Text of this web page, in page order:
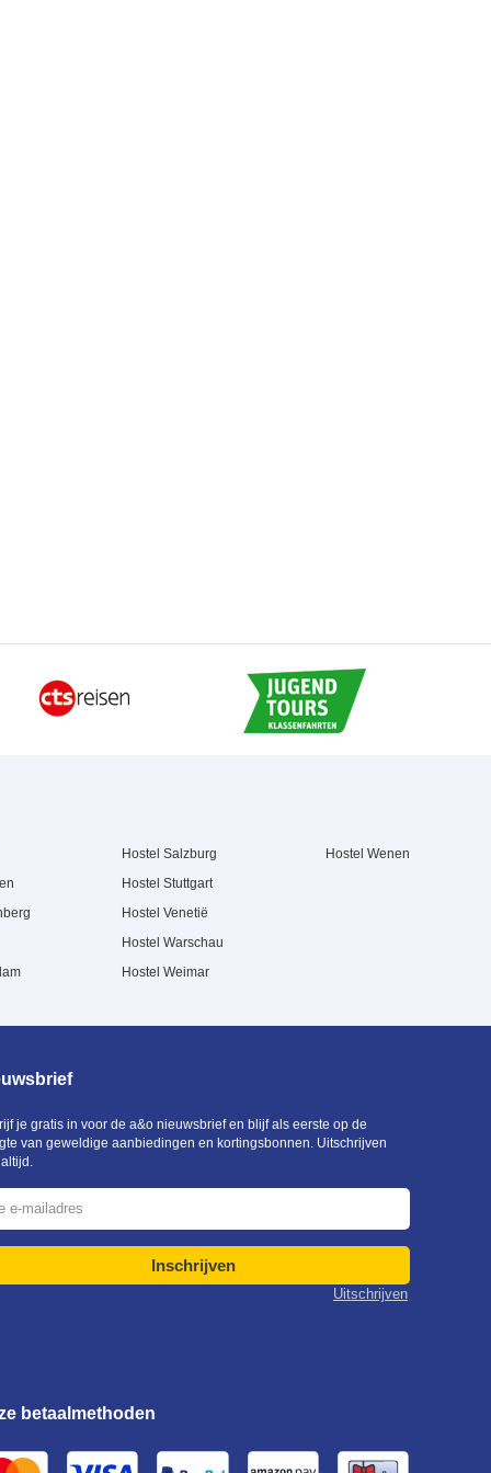
Hostel Salzburg
Hostel Stuttgart
Hostel Venetië
Hostel Warschau
Hostel Weimar
Hostel Wenen
je gratis in voor de a&o nieuwsbrief en blijf als eerste op de
van geweldige aanbiedingen en kortingsbonnen. Uitschrijven
altijd.
Inschrijven
Uitschrijven
betaalmethoden